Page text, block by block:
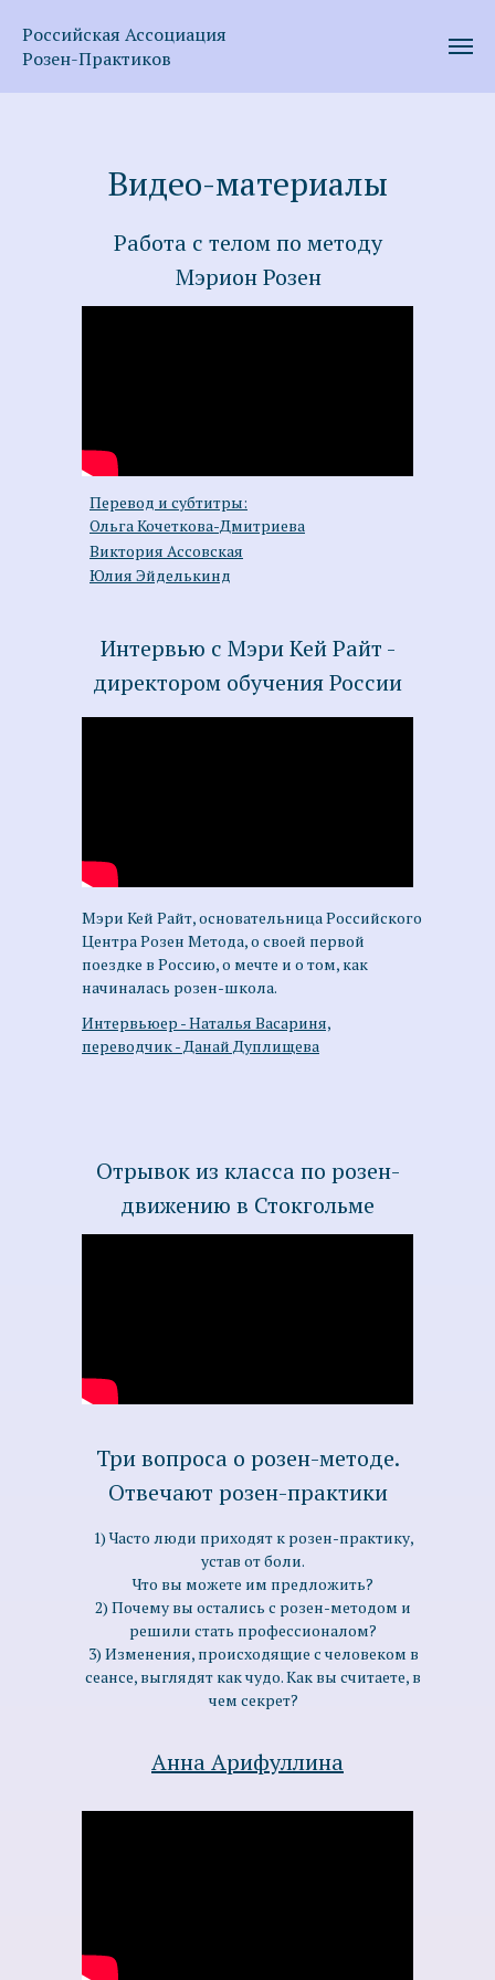
Российская Ассоциация
Розен-Практиков
Видео-материалы
Работа с телом по методу
Мэрион Розен
Перевод и субтитры:
Ольга Кочеткова-Дмитриева
Мэри Кей Райт, основательница Российского
Центра Розен Метода, о своей первой
поездке в Россию, о мечте и о том, как
начиналась розен-школа.
Интервью с Мэри Кей Райт -
директором обучения России
1) Часто люди приходят к розен-практику,
устав от боли.
Что вы можете им предложить?
2) Почему вы остались с розен-методом и
решили стать профессионалом?
3) Изменения, происходящие с человеком в
сеансе, выглядят как чудо. Как вы считаете, в
чем секрет?
Отрывок из класса по розен-
движению в Стокгольме
Три вопроса о розен-методе.
Отвечают розен-практики
Анна Арифуллина
Виктория Ассовская
Юлия Эйделькинд
Интервьюер - Наталья Васариня,
переводчик - Данай Дуплищева